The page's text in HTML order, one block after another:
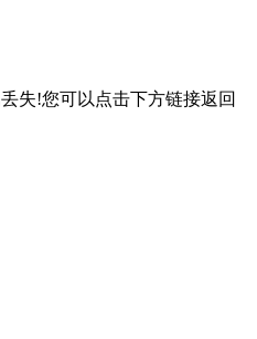
失!您可以点击下方链接返回